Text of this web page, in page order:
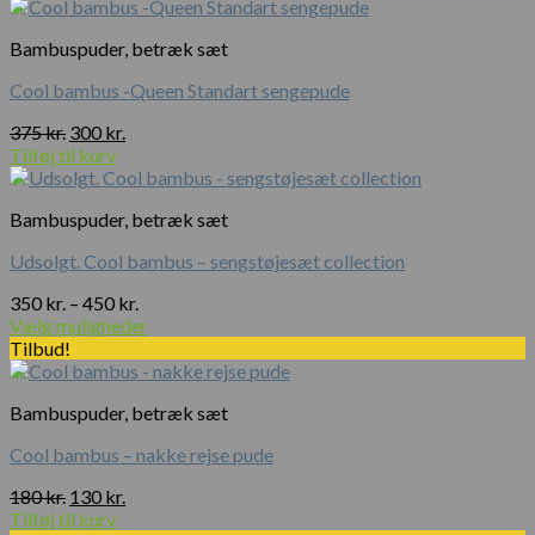
var:
er:
Bambuspuder, betræk sæt
Cool bambus -Queen Standart sengepude
375kr. Den
oprindelige
pris
375 kr..
300 kr.
pris
300 kr..
Tilføj til kurv
Bambuspuder, betræk sæt
Udsolgt. Cool bambus – sengstøjesæt collection
350 kr. – 450 kr.
350 kr.
450 kr.
Vælg muligheder
Tilbud!
Bambuspuder, betræk sæt
Cool bambus – nakke rejse pude
180kr. Den
oprindelige
130 kr.
Tilføj til kurv